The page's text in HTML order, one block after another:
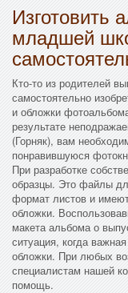
Изготовить
младшей
Кто-то из родителей
самостоятельно
и обложки
результате
(Горняк), вам
понравившуюся
При разработке
образцы. Это файлы
формат листов и
обложки.
макета альбома о
ситуация, когда
обложки. При любых
специалистам нашей
помощь.